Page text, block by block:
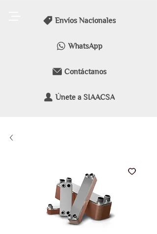
Envíos Nacionales
WhatsApp
Contáctanos
Únete a SIAACSA